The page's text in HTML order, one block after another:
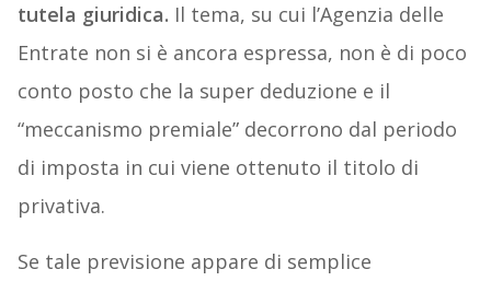
tutela giuridica. Il tema, su cui l’Agenzia delle
Entrate non si è ancora espressa, non è di poco
conto posto che la super deduzione e il
“meccanismo premiale” decorrono dal periodo
di imposta in cui viene ottenuto il titolo di
privativa.
Se tale previsione appare di semplice